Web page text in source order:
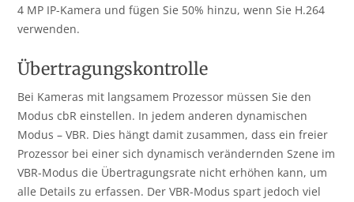
4 MP IP-Kamera und fügen Sie 50% hinzu, wenn Sie H.264
verwenden.
Übertragungskontrolle
Bei Kameras mit langsamem Prozessor müssen Sie den
Modus cbR einstellen. In jedem anderen dynamischen
Modus – VBR. Dies hängt damit zusammen, dass ein freier
Prozessor bei einer sich dynamisch verändernden Szene im
VBR-Modus die Übertragungsrate nicht erhöhen kann, um
alle Details zu erfassen. Der VBR-Modus spart jedoch viel